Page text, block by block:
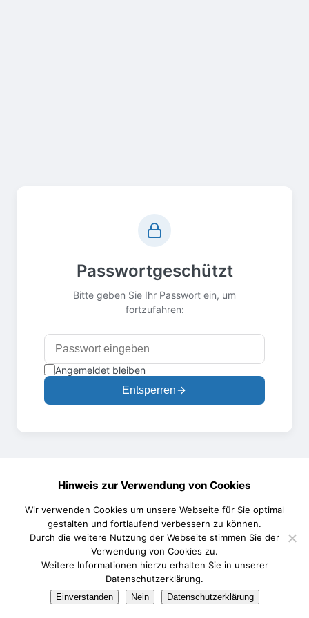
Passwortgeschützt
Bitte geben Sie Ihr Passwort ein, um
fortzufahren:
Angemeldet bleiben
Entsperren
Hinweis zur Verwendung von Cookies
Wir verwenden Cookies um unsere Webseite für Sie optimal
gestalten und fortlaufend verbessern zu können.
Durch die weitere Nutzung der Webseite stimmen Sie der
Verwendung von Cookies zu.
Weitere Informationen hierzu erhalten Sie in unserer
Datenschutzerklärung.
Einverstanden Nein Datenschutzerklärung